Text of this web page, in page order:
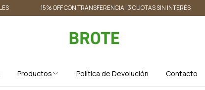
15% OFF CON TRANSFERENCIA | 3 CUOTAS SIN INTERÉS
Productos Política de Devolución Contacto